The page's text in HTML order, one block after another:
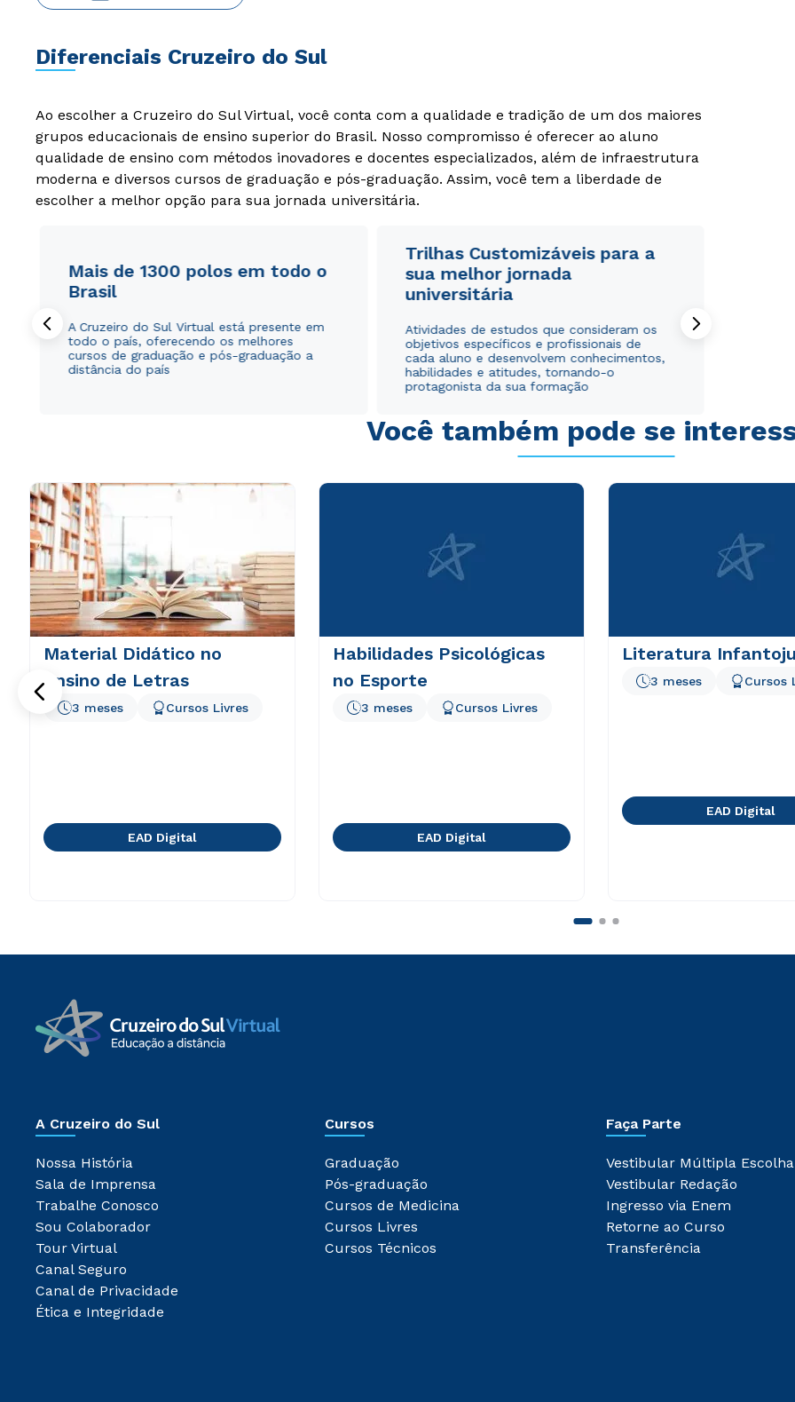
Diferenciais Cruzeiro do Sul
Ao escolher a Cruzeiro do Sul Virtual, você conta com a qualidade e tradição de um dos maiores
grupos educacionais de ensino superior do Brasil. Nosso compromisso é oferecer ao aluno
qualidade de ensino com métodos inovadores e docentes especializados, além de infraestrutura
moderna e diversos cursos de graduação e pós-graduação. Assim, você tem a liberdade de
escolher a melhor opção para sua jornada universitária.
Mais de 1300 polos em todo o
Brasil
A Cruzeiro do Sul Virtual está presente em
todo o país, oferecendo os melhores
cursos de graduação e pós-graduação a
distância do país
Trilhas Customizáveis para a
sua melhor jornada
universitária
Atividades de estudos que consideram os
objetivos específicos e profissionais de
cada aluno e desenvolvem conhecimentos,
habilidades e atitudes, tornando-o
protagonista da sua formação
Você também pode se
Material Didático no
Ensino de Letras
3 meses Cursos Livres
EAD Digital
Habilidades Psicológicas
no Esporte
3 meses Cursos Livres
EAD Digital
Literatura
3 meses Cursos
EAD Digital
A Cruzeiro do Sul
Nossa História
Sala de Imprensa
Trabalhe Conosco
Sou Colaborador
Tour Virtual
Canal Seguro
Canal de Privacidade
Ética e Integridade
Cursos
Graduação
Pós-graduação
Cursos de Medicina
Cursos Livres
Cursos Técnicos
Faça Parte
Vestibular Múltipla Escolha
Vestibular Redação
Ingresso via Enem
Retorne ao Curso
Transferência
Estou de acordo com aPolítica de Privacidade.
autorizo que meus dados sejam utilizados para o
Estou de acordo com aPolítica de Privacidade.
autorizo que meus dados sejam utilizados para o